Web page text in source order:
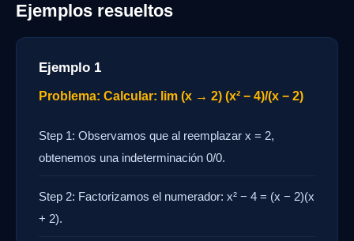
Ejemplos resueltos
Ejemplo 1
Problema: Calcular: lim (x → 2) (x² − 4)/(x − 2)
Step 1: Observamos que al reemplazar x = 2,
obtenemos una indeterminación 0/0.
Step 2: Factorizamos el numerador: x² − 4 = (x − 2)(x
+ 2).